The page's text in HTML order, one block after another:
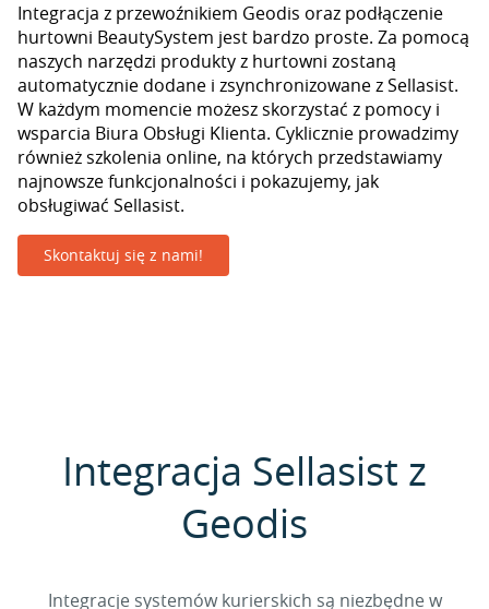
Integracja z przewoźnikiem Geodis oraz podłączenie
hurtowni BeautySystem jest bardzo proste. Za pomocą
naszych narzędzi produkty z hurtowni zostaną
automatycznie dodane i zsynchronizowane z Sellasist.
W każdym momencie możesz skorzystać z pomocy i
wsparcia Biura Obsługi Klienta. Cyklicznie prowadzimy
również szkolenia online, na których przedstawiamy
najnowsze funkcjonalności i pokazujemy, jak
obsługiwać Sellasist.
Skontaktuj się z nami!
Integracja Sellasist z
Geodis
Integracje systemów kurierskich są niezbędne w